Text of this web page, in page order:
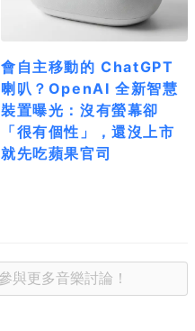
會自主移動的 ChatGPT
喇叭？OpenAI 全新智慧
裝置曝光：沒有螢幕卻
「很有個性」，還沒上市
就先吃蘋果官司